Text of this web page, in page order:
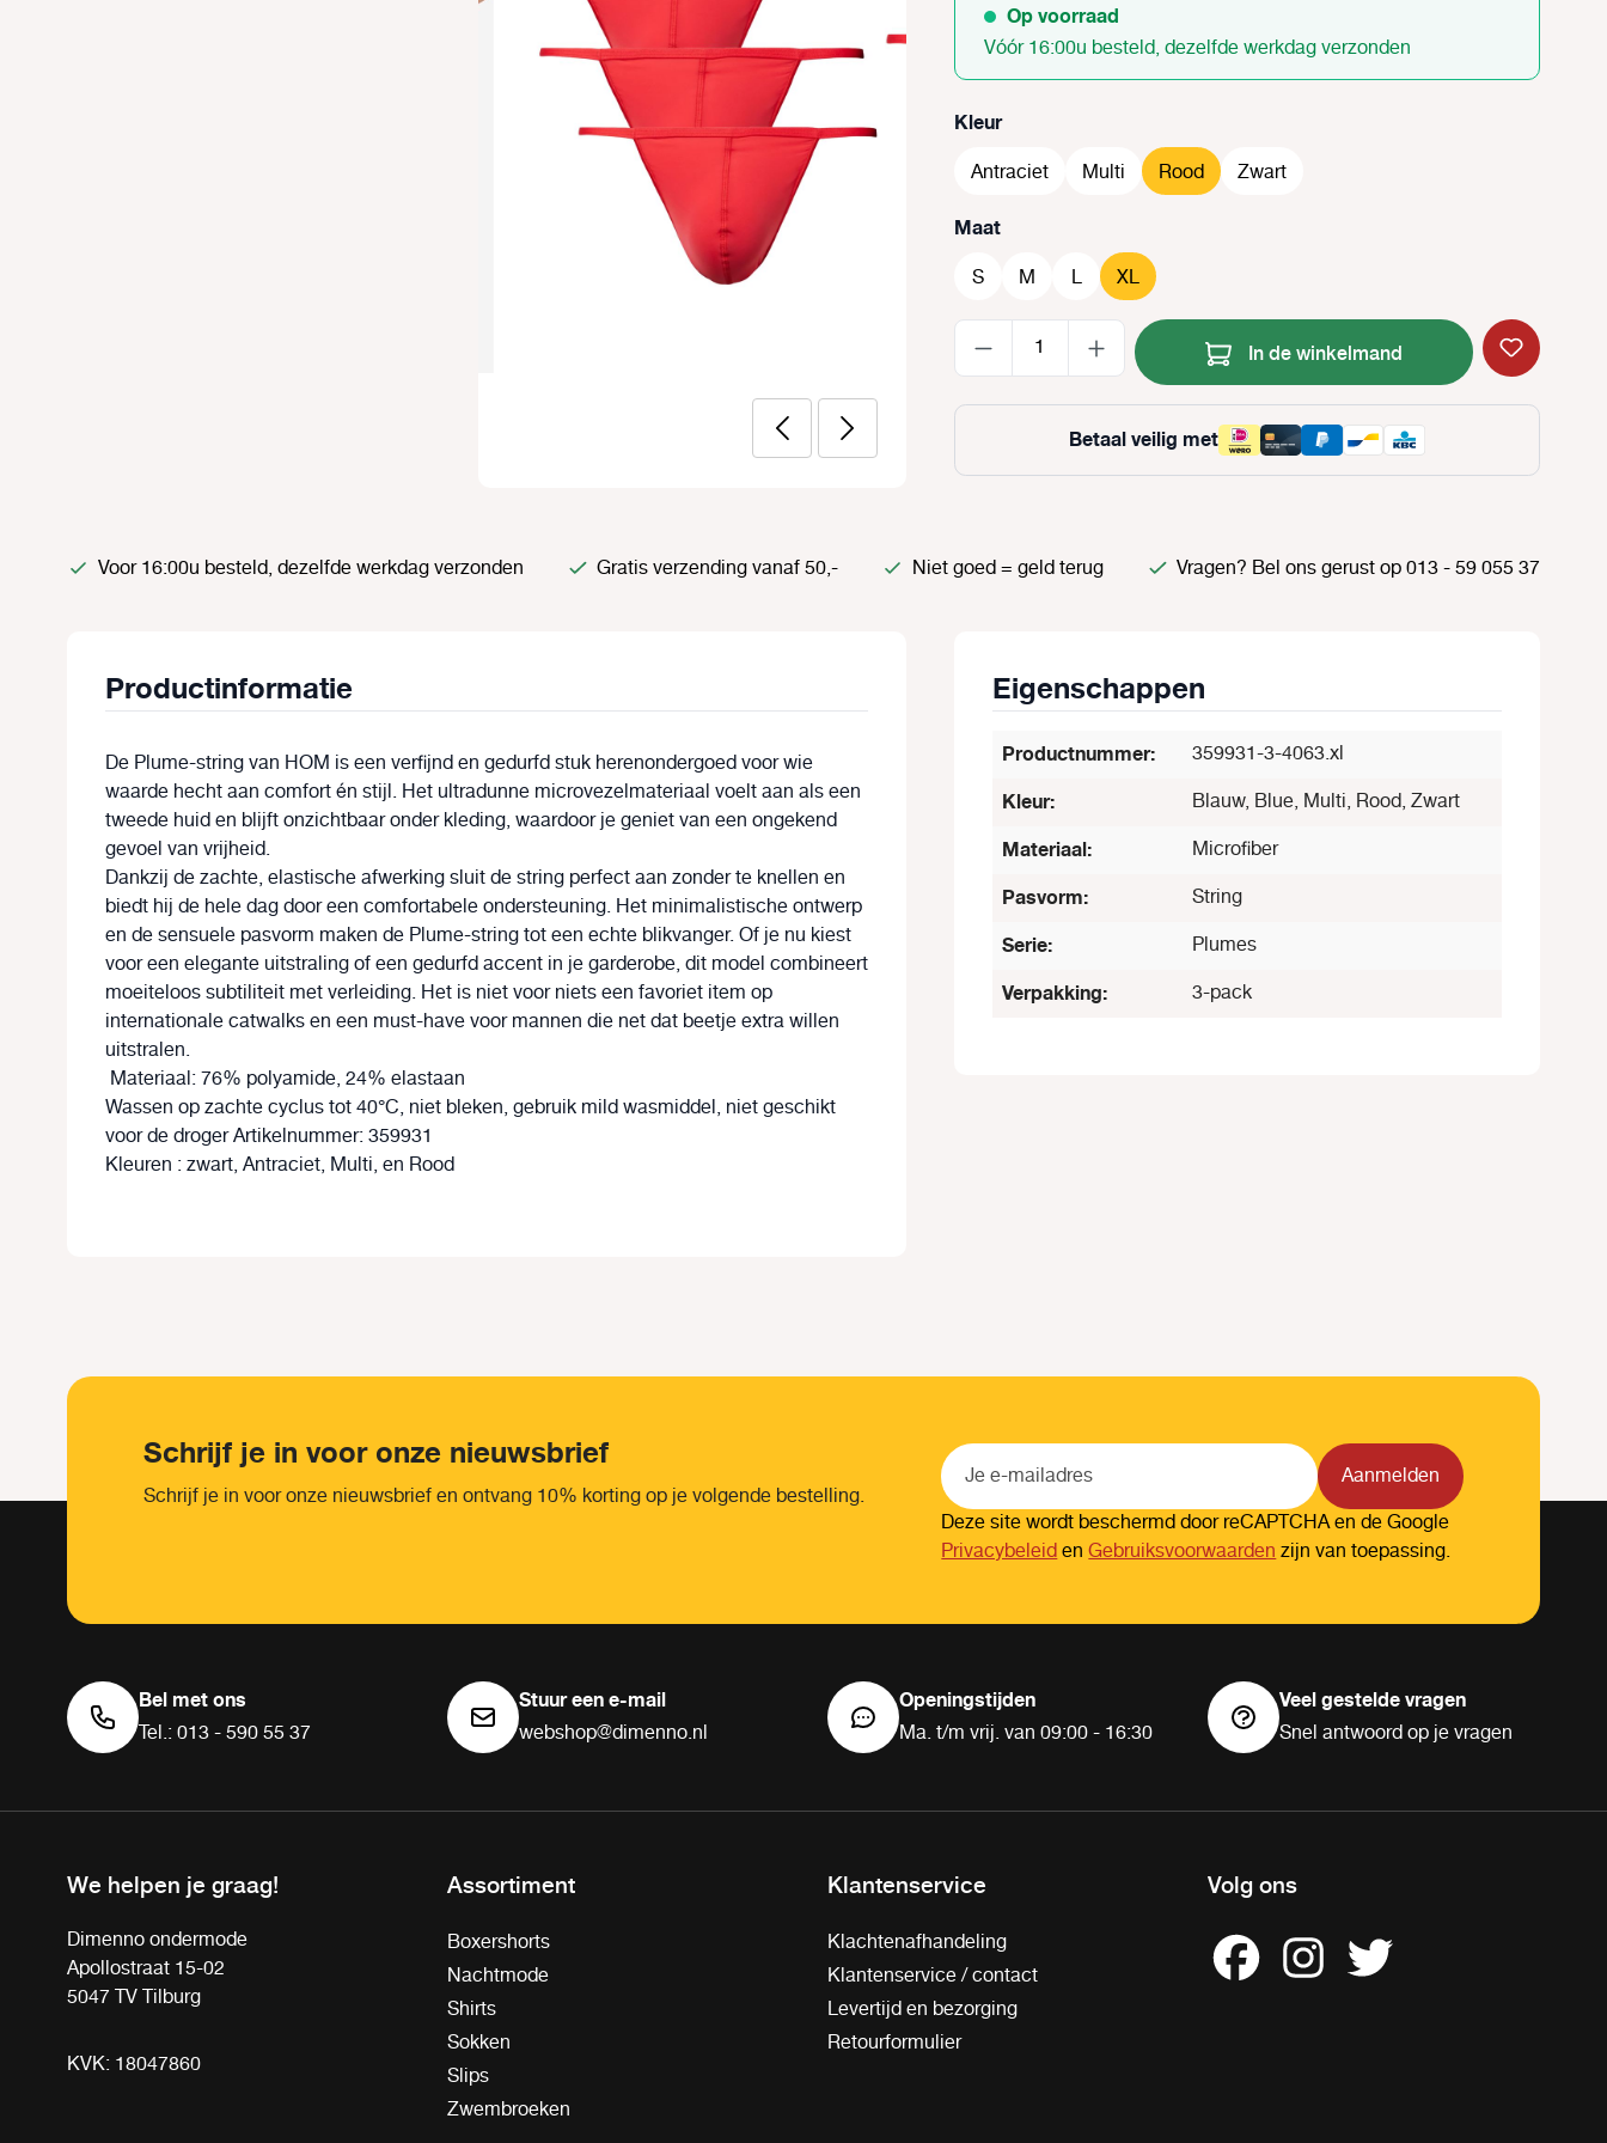
Op voorraad
Vóór 16:00u besteld, dezelfde werkdag verzonden
Selecteer
Kleur
Antraciet Multi Rood Zwart
Selecteer
Maat
S M L XL
Producthoeveelheid: Voer de
In de winkelmand
Betaal veilig met
Voor 16:00u besteld, dezelfde werkdag verzonden Gratis verzending vanaf 50,- Niet goed = geld terug Vragen? Bel ons gerust op 013 - 59 055 37
Productinformatie
De Plume-string van HOM is een verfijnd en gedurfd stuk herenondergoed voor wie
waarde hecht aan comfort én stijl. Het ultradunne microvezelmateriaal voelt aan als een
tweede huid en blijft onzichtbaar onder kleding, waardoor je geniet van een ongekend
gevoel van vrijheid.
Dankzij de zachte, elastische afwerking sluit de string perfect aan zonder te knellen en
biedt hij de hele dag door een comfortabele ondersteuning. Het minimalistische ontwerp
en de sensuele pasvorm maken de Plume-string tot een echte blikvanger. Of je nu kiest
voor een elegante uitstraling of een gedurfd accent in je garderobe, dit model combineert
moeiteloos subtiliteit met verleiding. Het is niet voor niets een favoriet item op
internationale catwalks en een must-have voor mannen die net dat beetje extra willen
uitstralen.
Materiaal: 76% polyamide, 24% elastaan
Wassen op zachte cyclus tot 40°C, niet bleken, gebruik mild wasmiddel, niet geschikt
voor de droger Artikelnummer: 359931
Kleuren : zwart, Antraciet, Multi, en Rood
Eigenschappen
Productnummer: 359931-3-4063.xl
Kleur: Blauw, Blue, Multi, Rood, Zwart
Materiaal: Microfiber
Pasvorm: String
Serie: Plumes
Verpakking: 3-pack
Schrijf je in voor onze nieuwsbrief
Schrijf je in voor onze nieuwsbrief en ontvang 10% korting op je volgende bestelling.
Aanmelden
Deze site wordt beschermd door reCAPTCHA en de Google
PrivacybeleidenGebruiksvoorwaardenzijn van toepassing.
Bel met ons
Tel.: 013 - 590 55 37
Stuur een e-mail
webshop@dimenno.nl
Openingstijden
Ma. t/m vrij. van 09:00 - 16:30
Veel gestelde vragen
Snel antwoord op je vragen
We helpen je graag!
Dimenno ondermode
Apollostraat 15-02
5047 TV Tilburg
KVK: 18047860
Assortiment
Boxershorts
Nachtmode
Shirts
Sokken
Slips
Zwembroeken
Klantenservice
Klachtenafhandeling
Klantenservice / contact
Levertijd en bezorging
Retourformulier
Volg ons